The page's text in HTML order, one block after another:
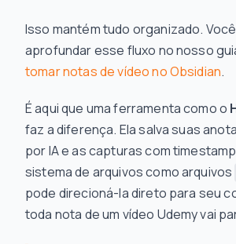
Isso mantém tudo organizado.
aprofundar esse fluxo no nosso
tomar notas de vídeo no Obsidian.
É aqui que uma ferramenta como o
faz a diferença. Ela salva suas
por IA e as capturas com
sistema de arquivos como arquivos
pode direcioná-la direto para seu
toda nota de um vídeo Udemy vai